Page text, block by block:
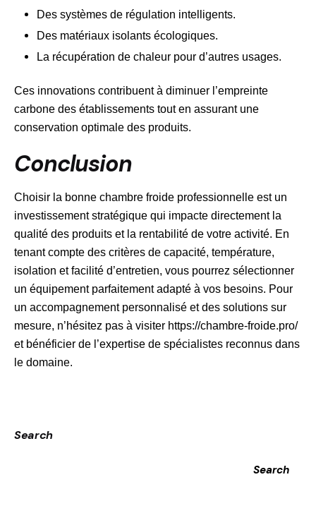
Search
Search
Des systèmes de régulation intelligents.
Des matériaux isolants écologiques.
La récupération de chaleur pour d’autres usages.
Ces innovations contribuent à diminuer l’empreinte
carbone des établissements tout en assurant une
conservation optimale des produits.
Conclusion
Choisir la bonne chambre froide professionnelle est un
investissement stratégique qui impacte directement la
qualité des produits et la rentabilité de votre activité. En
tenant compte des critères de capacité, température,
isolation et facilité d’entretien, vous pourrez sélectionner
un équipement parfaitement adapté à vos besoins. Pour
un accompagnement personnalisé et des solutions sur
mesure, n’hésitez pas à visiter https://chambre-froide.pro/
et bénéficier de l’expertise de spécialistes reconnus dans
le domaine.